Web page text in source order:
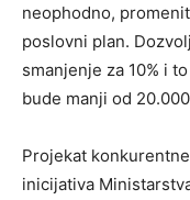
neophodno,
poslovni plan.
smanjenje za 10% i
bude manji od
Projekat
inicijativa